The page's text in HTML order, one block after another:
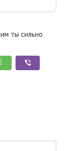
ты сильно